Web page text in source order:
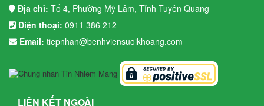
Địa chỉ: Tổ 4, Phường Mỹ Lâm, Tỉnh Tuyên Quang
Điện thoại: 0911 386 212
Email: tiepnhan@benhviensuoikhoang.com
LIÊN KẾT NGOÀI